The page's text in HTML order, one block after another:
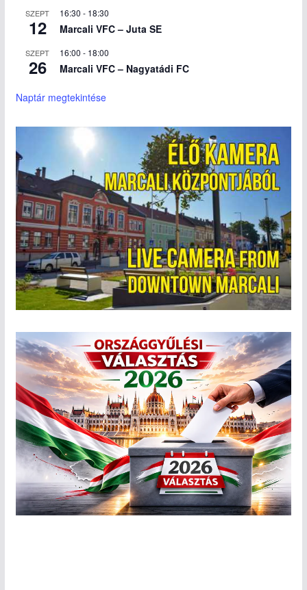
SZEPT
12
16:30 - 18:30
Marcali VFC – Juta SE
SZEPT
26
16:00 - 18:00
Marcali VFC – Nagyatádi FC
Naptár megtekintése